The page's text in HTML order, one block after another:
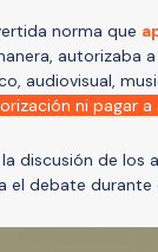
norma que
autorizaba
audiovisual,
ni pagar a
discusión de los
el debate durante